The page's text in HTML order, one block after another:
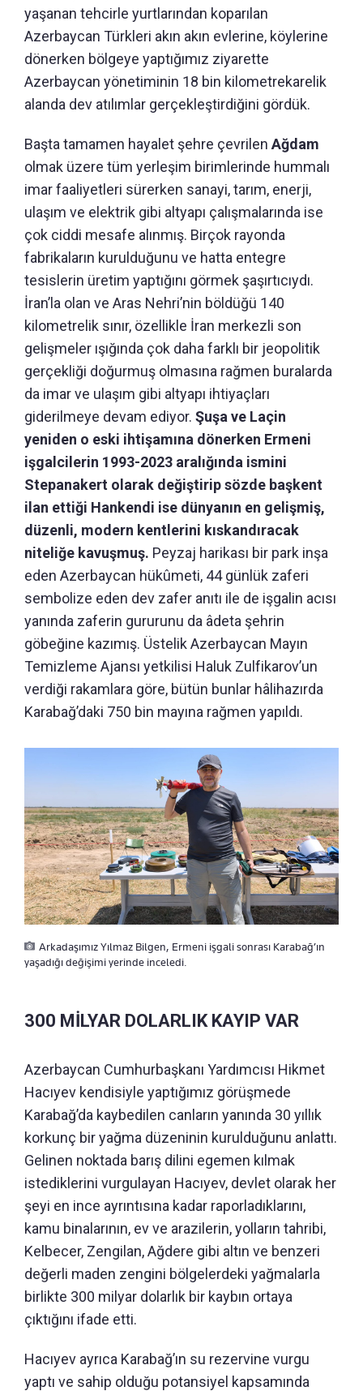
yaşanan tehcirle yurtlarından koparılan
Azerbaycan Türkleri akın akın evlerine, köylerine
dönerken bölgeye yaptığımız ziyarette
Azerbaycan yönetiminin 18 bin kilometrekarelik
alanda dev atılımlar gerçekleştirdiğini gördük.
Başta tamamen hayalet şehre çevrilen Ağdam
olmak üzere tüm yerleşim birimlerinde hummalı
imar faaliyetleri sürerken sanayi, tarım, enerji,
ulaşım ve elektrik gibi altyapı çalışmalarında ise
çok ciddi mesafe alınmış. Birçok rayonda
fabrikaların kurulduğunu ve hatta entegre
tesislerin üretim yaptığını görmek şaşırtıcıydı.
İran’la olan ve Aras Nehri’nin böldüğü 140
kilometrelik sınır, özellikle İran merkezli son
gelişmeler ışığında çok daha farklı bir jeopolitik
gerçekliği doğurmuş olmasına rağmen buralarda
da imar ve ulaşım gibi altyapı ihtiyaçları
giderilmeye devam ediyor. Şuşa ve Laçin
yeniden o eski ihtişamına dönerken Ermeni
işgalcilerin 1993-2023 aralığında ismini
Stepanakert olarak değiştirip sözde başkent
ilan ettiği Hankendi ise dünyanın en gelişmiş,
düzenli, modern kentlerini kıskandıracak
niteliğe kavuşmuş. Peyzaj harikası bir park inşa
eden Azerbaycan hükûmeti, 44 günlük zaferi
sembolize eden dev zafer anıtı ile de işgalin acısı
yanında zaferin gururunu da âdeta şehrin
göbeğine kazımış. Üstelik Azerbaycan Mayın
Temizleme Ajansı yetkilisi Haluk Zulfikarov’un
verdiği rakamlara göre, bütün bunlar hâlihazırda
Karabağ’daki 750 bin mayına rağmen yapıldı.
Arkadaşımız Yılmaz Bilgen, Ermeni işgali sonrası Karabağ’ın
yaşadığı değişimi yerinde inceledi.
300 MİLYAR DOLARLIK KAYIP VAR
Azerbaycan Cumhurbaşkanı Yardımcısı Hikmet
Hacıyev kendisiyle yaptığımız görüşmede
Karabağ’da kaybedilen canların yanında 30 yıllık
korkunç bir yağma düzeninin kurulduğunu anlattı.
Gelinen noktada barış dilini egemen kılmak
istediklerini vurgulayan Hacıyev, devlet olarak her
şeyi en ince ayrıntısına kadar raporladıklarını,
kamu binalarının, ev ve arazilerin, yolların tahribi,
Kelbecer, Zengilan, Ağdere gibi altın ve benzeri
değerli maden zengini bölgelerdeki yağmalarla
birlikte 300 milyar dolarlık bir kaybın ortaya
çıktığını ifade etti.
Hacıyev ayrıca Karabağ’ın su rezervine vurgu
yaptı ve sahip olduğu potansiyel kapsamında